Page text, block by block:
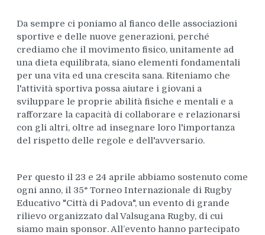
Da sempre ci poniamo al fianco delle associazioni
sportive e delle nuove generazioni, perché
crediamo che il movimento fisico, unitamente ad
una dieta equilibrata, siano elementi fondamentali
per una vita ed una crescita sana. Riteniamo che
l'attività sportiva possa aiutare i giovani a
sviluppare le proprie abilità fisiche e mentali e a
rafforzare la capacità di collaborare e relazionarsi
con gli altri, oltre ad insegnare loro l'importanza
del rispetto delle regole e dell'avversario.
Per questo il 23 e 24 aprile abbiamo sostenuto come
ogni anno, il 35° Torneo Internazionale di Rugby
Educativo "Città di Padova", un evento di grande
rilievo organizzato dal Valsugana Rugby, di cui
siamo main sponsor. All’evento hanno partecipato